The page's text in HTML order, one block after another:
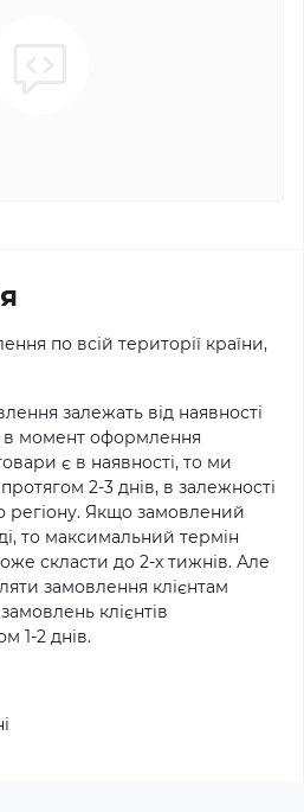
по всій території країни,
залежать від наявності
в момент оформлення
є в наявності, то ми
2-3 днів, в залежності
регіону. Якщо замовлений
то максимальний термін
скласти до 2-х тижнів. Але
замовлення клієнтам
клієнтів
1-2 днів.